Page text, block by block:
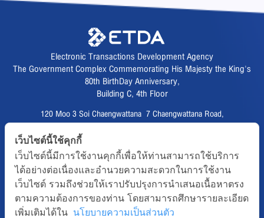
Electronic Transactions Development Agency
The Government Complex Commemorating His Majesty the King's
80th BirthDay Anniversary,
Building C, 4th Floor
120 Moo 3 Soi Chaengwattana 7 Chaengwattana Road,
Fax :02 123 1200
CALL CENTER :02 123 1234
email :info@etda.or.th
เว็บไซต์นี้ใช้คุกกี้
เว็บไซต์นี้มีการใช้งานคุกกี้เพื่อให้ท่านสามารถใช้บริการ
ได้อย่างต่อเนื่องและอำนวยความสะดวกในการใช้งาน
เว็บไซต์ รวมถึงช่วยให้เราปรับปรุงการนำเสนอเนื้อหาตรง
ตามความต้องการของท่าน โดยสามารถศึกษารายละเอียด
เพิ่มเติมได้ใน นโยบายความเป็นส่วนตัว